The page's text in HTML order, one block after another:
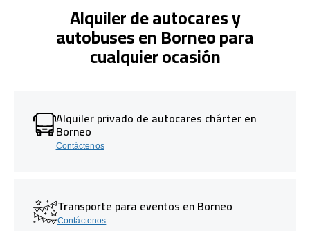
Alquiler de autocares y
autobuses en Borneo para
cualquier ocasión
Alquiler privado de autocares chárter en
Borneo
Contáctenos
Transporte para eventos en Borneo
Contáctenos